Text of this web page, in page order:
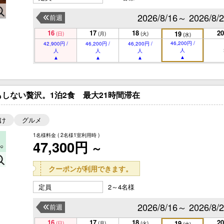
2026/8/16～ 2026/8/
前週
16 (日) 17 (月) 18 (火) 19 (水) 20
42,900円 /
人
46,200円 /
人
46,200円 /
人
46,200円 /
人
しない贅沢。1泊2食 最大21時間滞在
グルメ
1名様料金 ( 2名様1室利用時 )
47,300円 ～
クーポンが利用できます。
定員 2～4名様
2026/8/16～ 2026/8/
前週